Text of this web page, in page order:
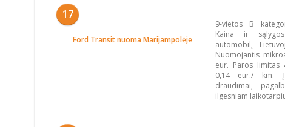
17
Ford Transit nuoma Marijampolėje
9-vietos B
Kaina ir
automobilį
Nuomojantis
eur. Paros limitas
0,14 eur./ km. Į
draudimai,
ilgesniam